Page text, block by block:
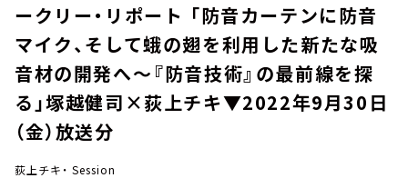
今日の番組表
週間番組表
トピックス
ークリー・リポート 「防音カーテンに防音
マイク、そして蛾の翅を利用した新たな吸
音材の開発へ～『防音技術』の最前線を探
る」塚越健司×荻上チキ▼2022年9月30日
（金）放送分
荻上チキ・ Session